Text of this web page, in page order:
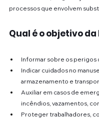
processos que envolvem
Qual é o objetivo da
Informar sobre os perigos
Indicar cuidados no
armazenamento e
Auxiliar em casos de
incêndios, vazamentos,
Proteger trabalhadores,